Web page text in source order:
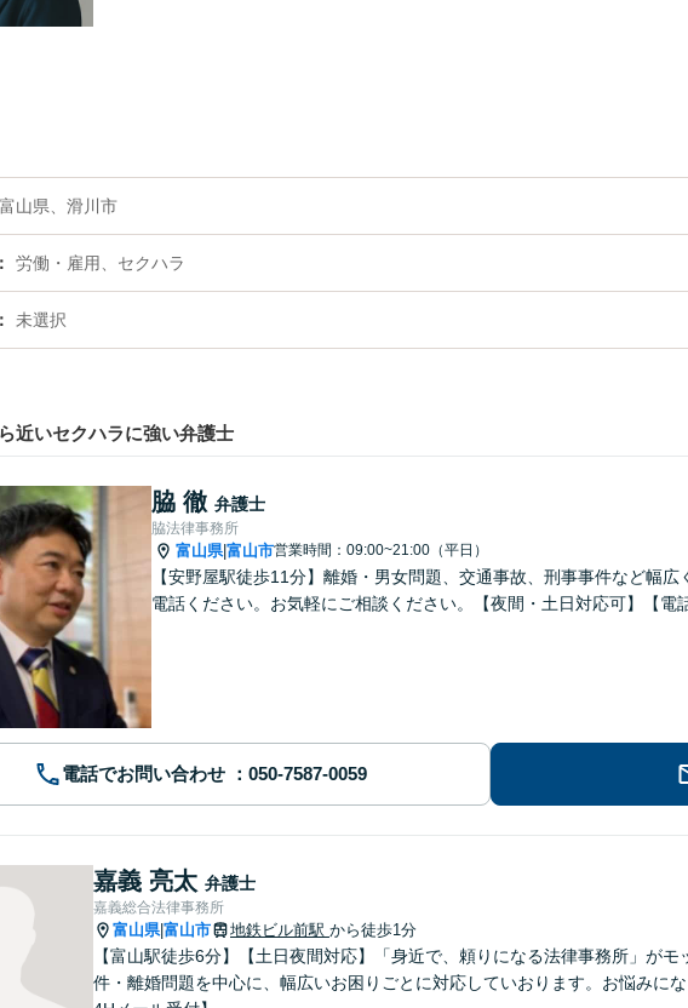
富山県、滑川市
労働・雇用、セクハラ
未選択
近いセクハラに強い弁護士
脇 徹 弁護士
脇法律事務所
富山県|富山市営業時間：09:00~21:00（平日）
【安野屋駅徒歩11分】離婚・男女問題、交通事故、刑事事件など幅
電話ください。お気軽にご相談ください。【夜間・土日対応可】【電
電話でお問い合わせ
嘉義 亮太 弁護士
嘉義総合法律事務所
富山県|富山市 地鉄ビル前駅 から徒歩1分
【富山駅徒歩6分】【土日夜間対応】「身近で、頼りになる法律事務所」が
件・離婚問題を中心に、幅広いお困りごとに対応していおります。お悩みに